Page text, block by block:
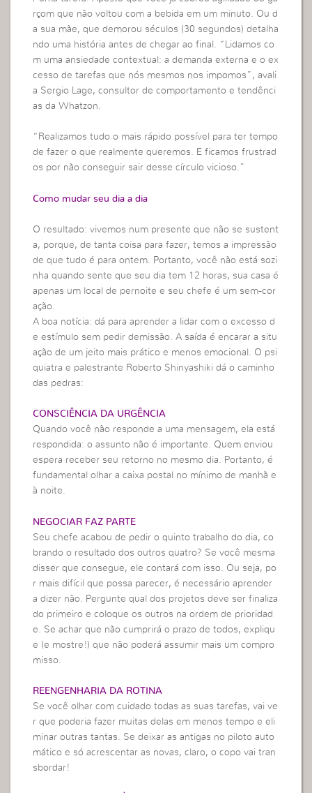
rçom que não voltou com a bebida em um minuto. Ou d
a sua mãe, que demorou séculos (30 segundos) detalha
ndo uma história antes de chegar ao final. “Lidamos co
m uma ansiedade contextual: a demanda externa e o ex
cesso de tarefas que nós mesmos nos impomos”, avali
a Sergio Lage, consultor de comportamento e tendênci
as da Whatzon.
“Realizamos tudo o mais rápido possível para ter tempo
de fazer o que realmente queremos. E ficamos frustrad
os por não conseguir sair desse círculo vicioso.”
Como mudar seu dia a dia
O resultado: vivemos num presente que não se sustent
a, porque, de tanta coisa para fazer, temos a impressão
de que tudo é para ontem. Portanto, você não está sozi
nha quando sente que seu dia tem 12 horas, sua casa é
apenas um local de pernoite e seu chefe é um sem-cor
ação.
A boa notícia: dá para aprender a lidar com o excesso d
e estímulo sem pedir demissão. A saída é encarar a situ
ação de um jeito mais prático e menos emocional. O psi
quiatra e palestrante Roberto Shinyashiki dá o caminho
das pedras:
CONSCIÊNCIA DA URGÊNCIA
Quando você não responde a uma mensagem, ela está
respondida: o assunto não é importante. Quem enviou
espera receber seu retorno no mesmo dia. Portanto, é
fundamental olhar a caixa postal no mínimo de manhã e
à noite.
NEGOCIAR FAZ PARTE
Seu chefe acabou de pedir o quinto trabalho do dia, co
brando o resultado dos outros quatro? Se você mesma
disser que consegue, ele contará com isso. Ou seja, po
r mais difícil que possa parecer, é necessário aprender
a dizer não. Pergunte qual dos projetos deve ser finaliza
do primeiro e coloque os outros na ordem de prioridad
e. Se achar que não cumprirá o prazo de todos, expliqu
e (e mostre!) que não poderá assumir mais um compro
misso.
REENGENHARIA DA ROTINA
Se você olhar com cuidado todas as suas tarefas, vai ve
r que poderia fazer muitas delas em menos tempo e eli
minar outras tantas. Se deixar as antigas no piloto auto
mático e só acrescentar as novas, claro, o copo vai tran
sbordar!